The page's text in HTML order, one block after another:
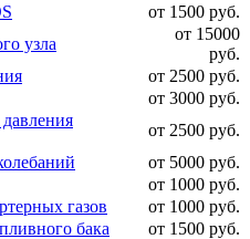
от 1500 руб.
узла
от 15000
руб.
от 2500 руб.
от 3000 руб.
от 2500 руб.
от 5000 руб.
от 1000 руб.
газов
от 1000 руб.
бака
от 1500 руб.